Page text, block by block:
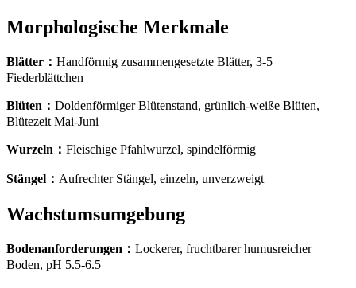
Morphologische Merkmale
Blätter ： Handförmig zusammengesetzte Blätter, 3-5
Fiederblättchen
Blüten ： Doldenförmiger Blütenstand, grünlich-weiße Blüten,
Blütezeit Mai-Juni
Wurzeln ： Fleischige Pfahlwurzel, spindelförmig
Stängel ： Aufrechter Stängel, einzeln, unverzweigt
Wachstumsumgebung
Bodenanforderungen ： Lockerer, fruchtbarer humusreicher
Boden, pH 5.5-6.5